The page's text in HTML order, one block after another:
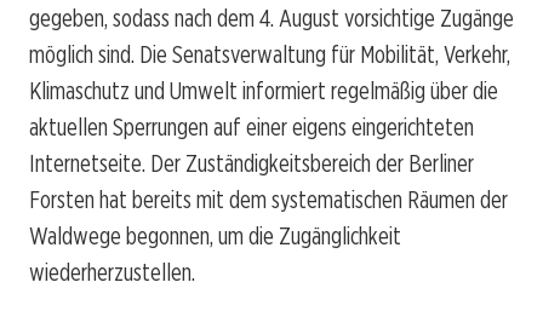
gegeben, sodass nach dem 4. August vorsichtige Zugänge
möglich sind. Die Senatsverwaltung für Mobilität, Verkehr,
Klimaschutz und Umwelt informiert regelmäßig über die
aktuellen Sperrungen auf einer eigens eingerichteten
Internetseite. Der Zuständigkeitsbereich der Berliner
Forsten hat bereits mit dem systematischen Räumen der
Waldwege begonnen, um die Zugänglichkeit
wiederherzustellen.